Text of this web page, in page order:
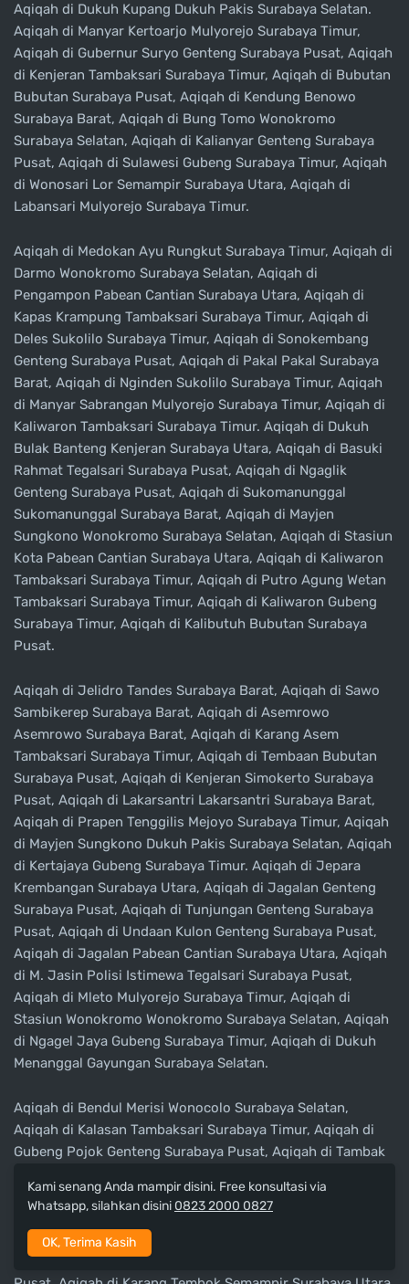
Aqiqah di Dukuh Kupang Dukuh Pakis Surabaya Selatan.
Aqiqah di Manyar Kertoarjo Mulyorejo Surabaya Timur,
Aqiqah di Gubernur Suryo Genteng Surabaya Pusat, Aqiqah
di Kenjeran Tambaksari Surabaya Timur, Aqiqah di Bubutan
Bubutan Surabaya Pusat, Aqiqah di Kendung Benowo
Surabaya Barat, Aqiqah di Bung Tomo Wonokromo
Surabaya Selatan, Aqiqah di Kalianyar Genteng Surabaya
Pusat, Aqiqah di Sulawesi Gubeng Surabaya Timur, Aqiqah
di Wonosari Lor Semampir Surabaya Utara, Aqiqah di
Labansari Mulyorejo Surabaya Timur.
Aqiqah di Medokan Ayu Rungkut Surabaya Timur, Aqiqah di
Darmo Wonokromo Surabaya Selatan, Aqiqah di
Pengampon Pabean Cantian Surabaya Utara, Aqiqah di
Kapas Krampung Tambaksari Surabaya Timur, Aqiqah di
Deles Sukolilo Surabaya Timur, Aqiqah di Sonokembang
Genteng Surabaya Pusat, Aqiqah di Pakal Pakal Surabaya
Barat, Aqiqah di Nginden Sukolilo Surabaya Timur, Aqiqah
di Manyar Sabrangan Mulyorejo Surabaya Timur, Aqiqah di
Kaliwaron Tambaksari Surabaya Timur. Aqiqah di Dukuh
Bulak Banteng Kenjeran Surabaya Utara, Aqiqah di Basuki
Rahmat Tegalsari Surabaya Pusat, Aqiqah di Ngaglik
Genteng Surabaya Pusat, Aqiqah di Sukomanunggal
Sukomanunggal Surabaya Barat, Aqiqah di Mayjen
Sungkono Wonokromo Surabaya Selatan, Aqiqah di Stasiun
Kota Pabean Cantian Surabaya Utara, Aqiqah di Kaliwaron
Tambaksari Surabaya Timur, Aqiqah di Putro Agung Wetan
Tambaksari Surabaya Timur, Aqiqah di Kaliwaron Gubeng
Surabaya Timur, Aqiqah di Kalibutuh Bubutan Surabaya
Pusat.
Aqiqah di Jelidro Tandes Surabaya Barat, Aqiqah di Sawo
Sambikerep Surabaya Barat, Aqiqah di Asemrowo
Asemrowo Surabaya Barat, Aqiqah di Karang Asem
Tambaksari Surabaya Timur, Aqiqah di Tembaan Bubutan
Surabaya Pusat, Aqiqah di Kenjeran Simokerto Surabaya
Pusat, Aqiqah di Lakarsantri Lakarsantri Surabaya Barat,
Aqiqah di Prapen Tenggilis Mejoyo Surabaya Timur, Aqiqah
di Mayjen Sungkono Dukuh Pakis Surabaya Selatan, Aqiqah
di Kertajaya Gubeng Surabaya Timur. Aqiqah di Jepara
Krembangan Surabaya Utara, Aqiqah di Jagalan Genteng
Surabaya Pusat, Aqiqah di Tunjungan Genteng Surabaya
Pusat, Aqiqah di Undaan Kulon Genteng Surabaya Pusat,
Aqiqah di Jagalan Pabean Cantian Surabaya Utara, Aqiqah
di M. Jasin Polisi Istimewa Tegalsari Surabaya Pusat,
Aqiqah di Mleto Mulyorejo Surabaya Timur, Aqiqah di
Stasiun Wonokromo Wonokromo Surabaya Selatan, Aqiqah
di Ngagel Jaya Gubeng Surabaya Timur, Aqiqah di Dukuh
Menanggal Gayungan Surabaya Selatan.
Aqiqah di Bendul Merisi Wonocolo Surabaya Selatan,
Aqiqah di Kalasan Tambaksari Surabaya Timur, Aqiqah di
Gubeng Pojok Genteng Surabaya Pusat, Aqiqah di Tambak
Kulon Genteng Surabaya Pusat, Aqiqah di Dupak Bubutan
Surabaya Pusat, Aqiqah di Amir Mahmud Gunung Anyar
Surabaya Timur, Aqiqah di Kejawan Gebang Sukolilo
Surabaya Timur, Aqiqah di Pahlawan Bubutan Surabaya
Kami senang Anda mampir disini. Free konsultasi via
Whatsapp, silahkan disini 0823 2000 0827
OK, Terima Kasih